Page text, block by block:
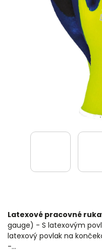
Latexové pracovné
gauge) - S latexovým
latexový povlak na
-…